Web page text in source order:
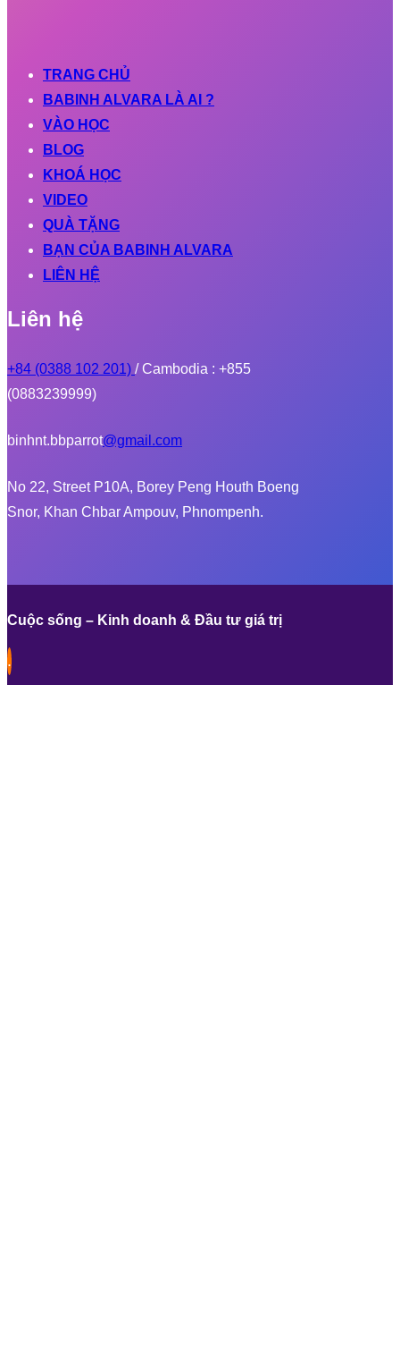
TRANG CHỦ
BABINH ALVARA LÀ AI ?
VÀO HỌC
BLOG
KHOÁ HỌC
VIDEO
QUÀ TẶNG
BẠN CỦA BABINH ALVARA
LIÊN HỆ
Liên hệ
+84 (0388 102 201) / Cambodia : +855
(0883239999)
binhnt.bbparrot@gmail.com
No 22, Street P10A, Borey Peng Houth Boeng
Snor, Khan Chbar Ampouv, Phnompenh.
Cuộc sống – Kinh doanh & Đầu tư giá trị
.